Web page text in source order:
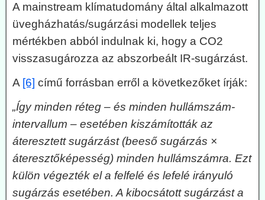
A mainstream klímatudomány által alkalmazott
üvegházhatás/sugárzási modellek teljes
mértékben abból indulnak ki, hogy a CO2
visszasugározza az abszorbeált IR-sugárzást.
A [6] című forrásban erről a következőket írják:
„Így minden réteg – és minden hullámszám-
intervallum – esetében kiszámították az
áteresztett sugárzást (beeső sugárzás ×
áteresztőképesség) minden hullámszámra. Ezt
külön végezték el a felfelé és lefelé irányuló
sugárzás esetében. A kibocsátott sugárzást a